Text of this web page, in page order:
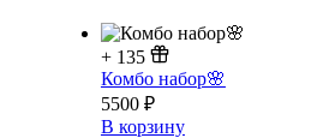
+ 135
Комбо набор🌸
5500 ₽
В корзину